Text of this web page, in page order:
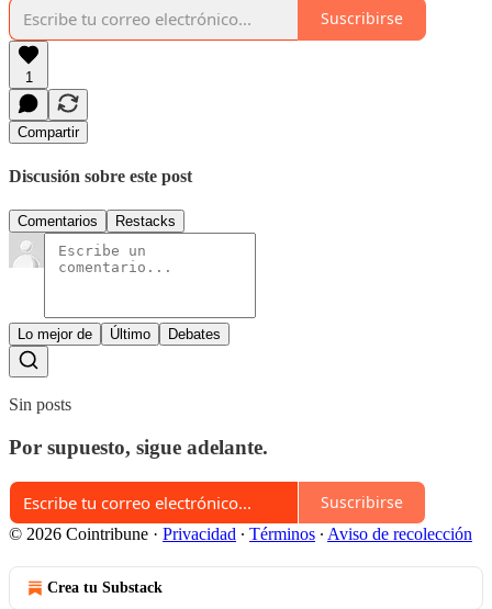
Suscribirse
1
Compartir
Discusión sobre este post
Comentarios Restacks
Lo mejor de Último Debates
Sin posts
Por supuesto, sigue adelante.
Suscribirse
© 2026 Cointribune · Privacidad ∙ Términos ∙ Aviso de recolección
Crea tu Substack